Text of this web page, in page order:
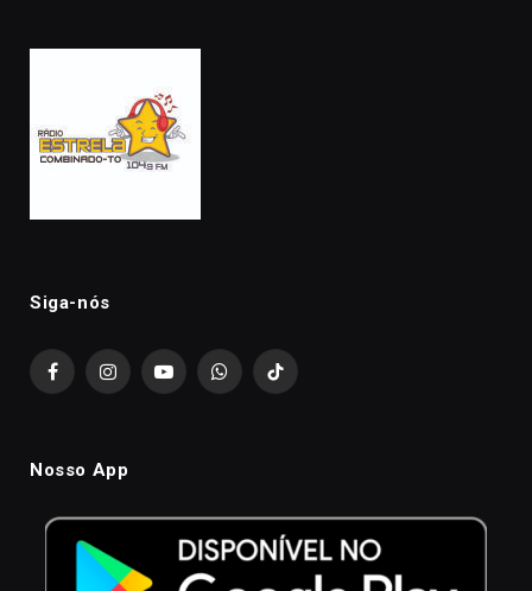
Siga-nós
FacebookInstagramYouTubeWhatsAppTikTok
Nosso App